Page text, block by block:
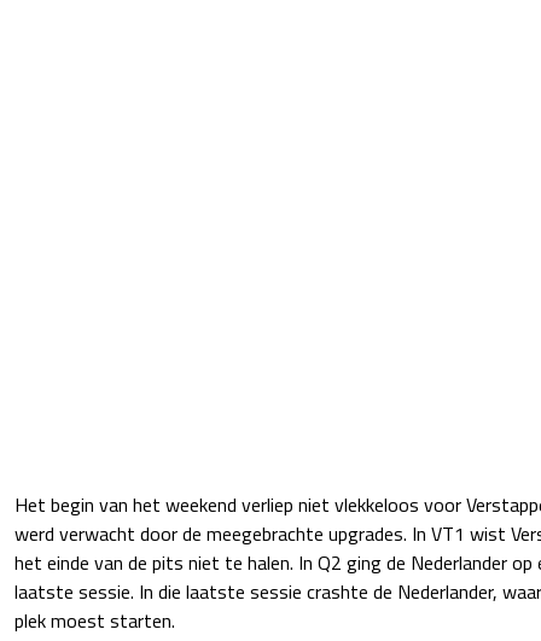
Het begin van het weekend verliep niet vlekkeloos voor
werd verwacht door de meegebrachte upgrades. In VT1 wist
het einde van de pits niet te halen. In Q2 ging de Nederlander op
laatste sessie. In die laatste sessie crashte de Nederlander,
plek moest starten.